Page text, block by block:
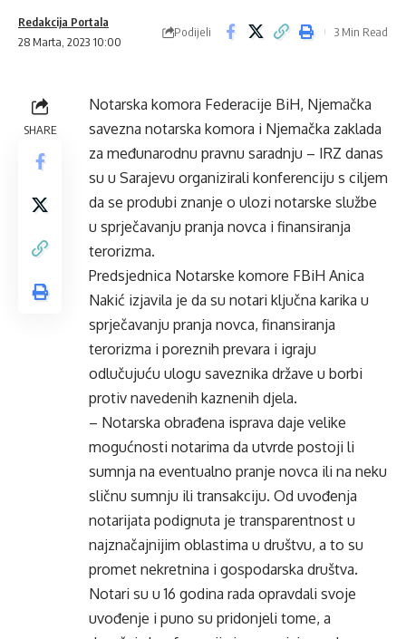
28 Marta, 2023 10:00
Redakcija Portala
Podijeli 3 Min Read
SHARE
Notarska komora Federacije BiH, Njemačka
savezna notarska komora i Njemačka zaklada
za međunarodnu pravnu saradnju – IRZ danas
su u Sarajevu organizirali konferenciju s ciljem
da se produbi znanje o ulozi notarske službe
u sprječavanju pranja novca i finansiranja
terorizma.
Predsjednica Notarske komore FBiH Anica
Nakić izjavila je da su notari ključna karika u
sprječavanju pranja novca, finansiranja
terorizma i poreznih prevara i igraju
odlučujuću ulogu saveznika države u borbi
protiv navedenih kaznenih djela.
– Notarska obrađena isprava daje velike
mogućnosti notarima da utvrde postoji li
sumnja na eventualno pranje novca ili na neku
sličnu sumnju ili transakciju. Od uvođenja
notarijata podignuta je transparentnost u
najznačajnijim oblastima u društvu, a to su
promet nekretnina i gospodarska društva.
Notari su u 16 godina rada opravdali svoje
uvođenje i puno su pridonjeli tome, a